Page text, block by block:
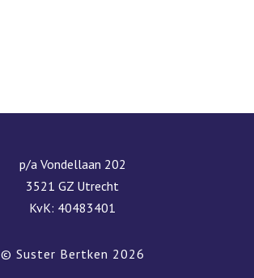
p/a Vondellaan 202
3521 GZ Utrecht
KvK: 40483401
© Suster Bertken 2026